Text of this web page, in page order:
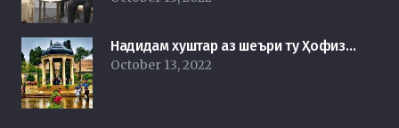
Надидам хуштар аз шеъри ту Ҳофиз…
October 13, 2022